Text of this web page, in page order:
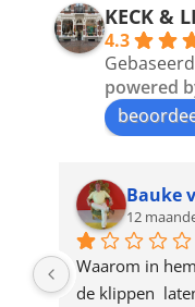
address
product
KECK &
4.3
powered
Bauke
12
Waarom in
de klippen